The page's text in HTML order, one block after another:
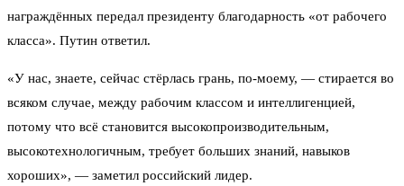
награждённых передал президенту благодарность «от рабочего
класса». Путин ответил.
«У нас, знаете, сейчас стёрлась грань, по-моему, — стирается во
всяком случае, между рабочим классом и интеллигенцией,
потому что всё становится высокопроизводительным,
высокотехнологичным, требует больших знаний, навыков
хороших», — заметил российский лидер.